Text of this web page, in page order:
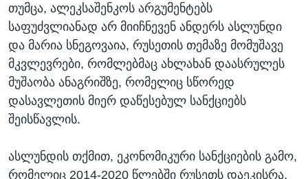
თუმცა, ალეკსაშენკოს არგუმენტებს
საფუძვლიანად არ მიიჩნევენ ანდერს ასლუნდი
და მარია სნეგოვაია, რუსეთის თემაზე მომუშავე
მკვლევრები, რომლებმაც ახლახან დაასრულეს
მუშაობა ანაგრიშზე, რომელიც სწორედ
დასავლეთის მიერ დაწესებულ სანქციებს
შეისწავლის.
ასლუნდის თქმით, ეკონომიკური სანქციების გამო,
რომელიც 2014-2020 წლებში რუსეთს დაეკისრა,